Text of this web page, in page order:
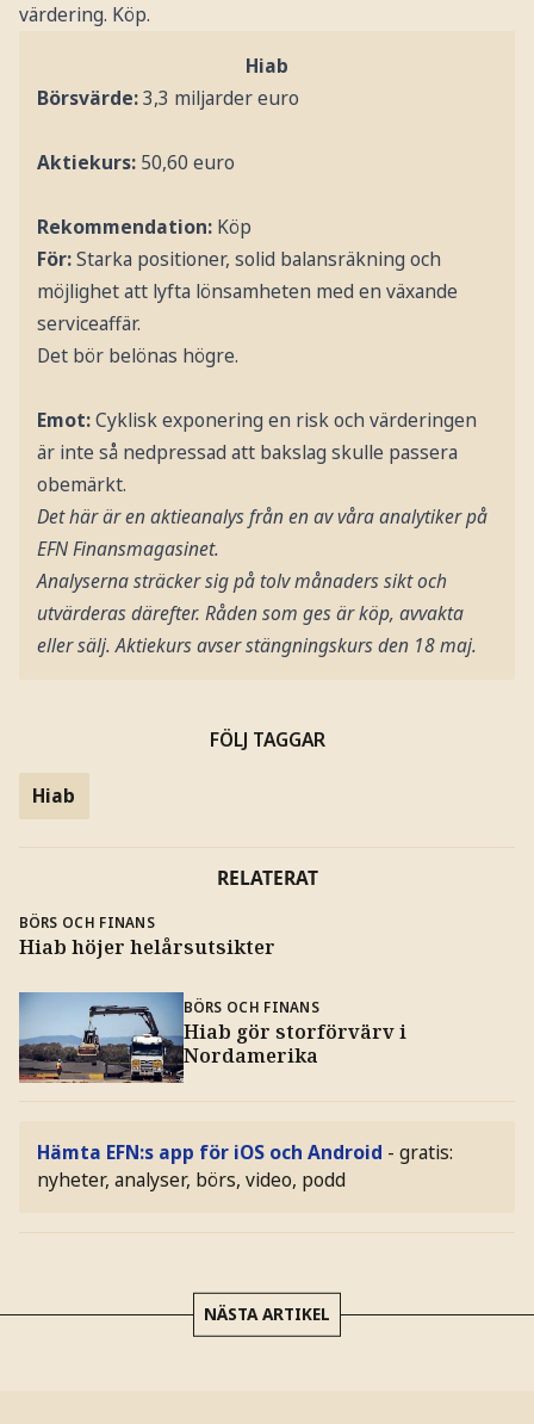
värdering. Köp.
Hiab
Börsvärde:3,3 miljarder euro
Aktiekurs: 50,60 euro
Rekommendation: Köp
För:Starka positioner, solid balansräkning och
möjlighet att lyfta lönsamheten med en växande
serviceaffär.
Det bör belönas högre.
Emot:Cyklisk exponering en risk och värderingen
är inte så nedpressad att bakslag skulle passera
obemärkt.
Det här är en aktieanalys från en av våra analytiker på
EFN Finansmagasinet.
Analyserna sträcker sig på tolv månaders sikt och
utvärderas därefter. Råden som ges är köp, avvakta
eller sälj. Aktiekurs avser stängningskurs den 18 maj.
FÖLJ TAGGAR
Hiab
RELATERAT
BÖRS OCH FINANS
Hiab höjer helårsutsikter
BÖRS OCH FINANS
Hiab gör storförvärv i
Nordamerika
Hämta EFN:s app för iOS och Android - gratis:
nyheter, analyser, börs, video, podd
NÄSTA ARTIKEL